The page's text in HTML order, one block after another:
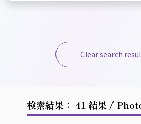
Clear search
検索結果： 41 結果 /